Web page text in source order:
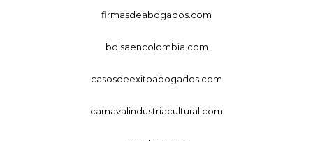
firmasdeabogados.com
bolsaencolombia.com
casosdeexitoabogados.com
carnavalindustriacultural.com